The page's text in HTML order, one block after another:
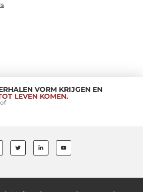
VORM KRIJGEN EN
LEVEN KOMEN.